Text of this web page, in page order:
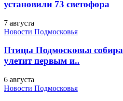
установили 73 светофора
7 августа
Новости Подмосковья
Птицы Подмосковья
улетит первым и..
6 августа
Новости Подмосковья